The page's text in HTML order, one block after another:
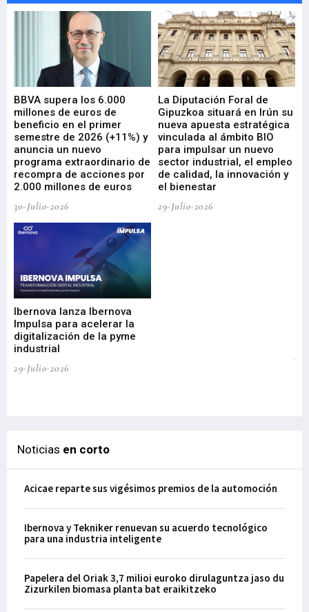
BBVA supera los 6.000
millones de euros de
beneficio en el primer
semestre de 2026 (+11%) y
anuncia un nuevo
programa extraordinario de
recompra de acciones por
2.000 millones de euros
30-Julio-2026
La Diputación Foral de
Gipuzkoa situará en Irún su
nueva apuesta estratégica
vinculada al ámbito BIO
para impulsar un nuevo
sector industrial, el empleo
de calidad, la innovación y
el bienestar
29-Julio-2026
Ibernova lanza Ibernova
Impulsa para acelerar la
digitalización de la pyme
industrial
29-Julio-2026
Noticias en corto
Acicae reparte sus vigésimos premios de la automoción
Ibernova y Tekniker renuevan su acuerdo tecnológico
para una industria inteligente
Papelera del Oriak 3,7 milioi euroko dirulaguntza jaso du
Zizurkilen biomasa planta bat eraikitzeko